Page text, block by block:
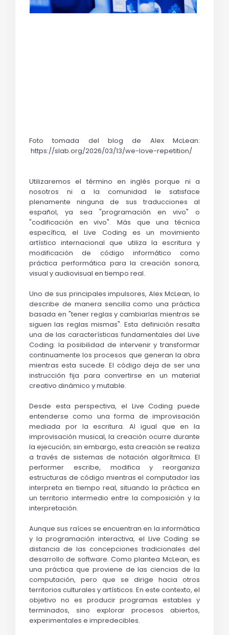
Foto tomada del blog de Alex McLean:
https://slab.org/2026/03/13/we-love-repetition/
Utilizaremos el término en inglés porque ni a
nosotros ni a la comunidad le satisface
plenamente ninguna de sus traducciones al
español, ya sea "programación en vivo" o
"codificación en vivo". Más que una técnica
específica, el Live Coding es un movimiento
artístico internacional que utiliza la escritura y
modificación de código informático como
práctica performática para la creación sonora,
visual y audiovisual en tiempo real.
Uno de sus principales impulsores, Alex McLean, lo
describe de manera sencilla como una práctica
basada en "tener reglas y cambiarlas mientras se
siguen las reglas mismas". Esta definición resalta
una de las características fundamentales del Live
Coding: la posibilidad de intervenir y transformar
continuamente los procesos que generan la obra
mientras esta sucede. El código deja de ser una
instrucción fija para convertirse en un material
creativo dinámico y mutable.
Desde esta perspectiva, el Live Coding puede
entenderse como una forma de improvisación
mediada por la escritura. Al igual que en la
improvisación musical, la creación ocurre durante
la ejecución; sin embargo, esta creación se realiza
a través de sistemas de notación algorítmica. El
performer escribe, modifica y reorganiza
estructuras de código mientras el computador las
interpreta en tiempo real, situando la práctica en
un territorio intermedio entre la composición y la
interpretación.
Aunque sus raíces se encuentran en la informática
y la programación interactiva, el Live Coding se
distancia de las concepciones tradicionales del
desarrollo de software. Como plantea McLean, es
una práctica que proviene de las ciencias de la
computación, pero que se dirige hacia otros
territorios culturales y artísticos. En este contexto, el
objetivo no es producir programas estables y
terminados, sino explorar procesos abiertos,
experimentales e impredecibles.